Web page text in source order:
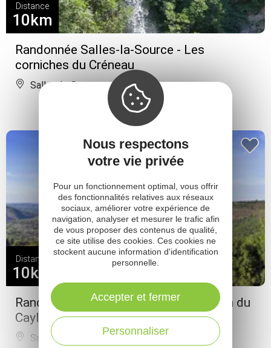
Randonnée Salles-la-Source - Les
corniches du Créneau
Distance
10km
Salles-la-Source
Randonnée Saint-Christophe - Le puech du
Cayla
Distance
10km
Saint-Christophe-Vallon
Nous respectons
votre vie privée
Pour un fonctionnement optimal, vous offrir
des fonctionnalités relatives aux réseaux
sociaux, améliorer votre expérience de
navigation, analyser et mesurer le trafic afin
de vous proposer des contenus de qualité,
ce site utilise des cookies. Ces cookies ne
stockent aucune information d'identification
personnelle.
Personnaliser
Accepter et fermer